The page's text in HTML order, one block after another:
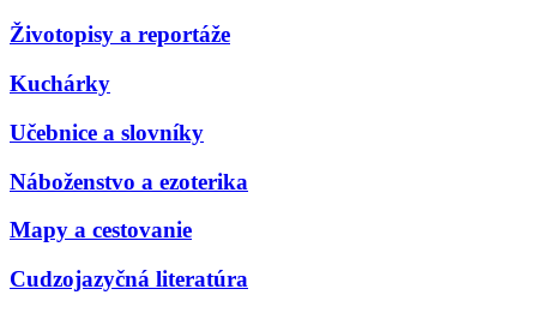
Životopisy a reportáže
Kuchárky
Učebnice a slovníky
Náboženstvo a ezoterika
Mapy a cestovanie
Cudzojazyčná literatúra